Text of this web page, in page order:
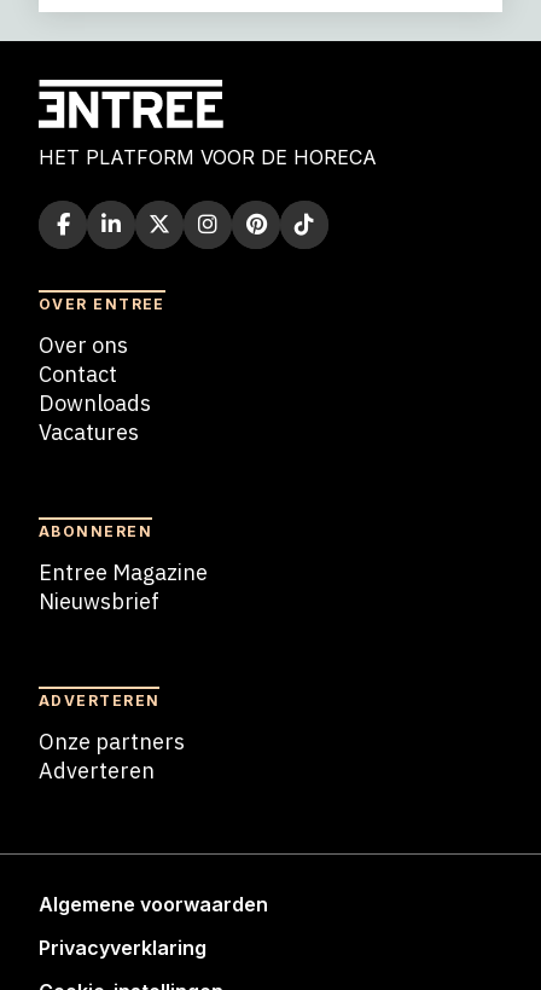
HET PLATFORM VOOR DE HORECA
OVER ENTREE
Over ons
Contact
Downloads
Vacatures
ABONNEREN
Entree Magazine
Nieuwsbrief
ADVERTEREN
Onze partners
Adverteren
Algemene voorwaarden
Privacyverklaring